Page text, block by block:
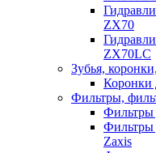
ZX70
ZX70LC
Зубья,
Коронки
Фильтры,
Фильтры
Фильтры
Zaxis